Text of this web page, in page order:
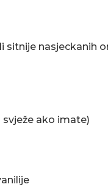
sitnije nasjeckanih
ako imate)